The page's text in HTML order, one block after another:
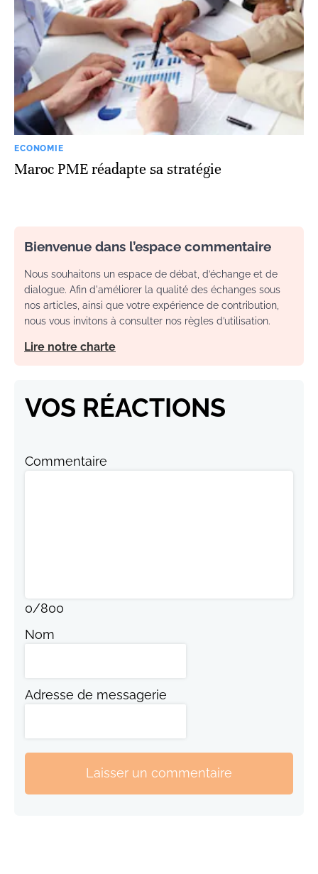
ECONOMIE
Maroc PME réadapte sa stratégie
Bienvenue dans l’espace commentaire
Nous souhaitons un espace de débat, d’échange et de
dialogue. Afin d'améliorer la qualité des échanges sous
nos articles, ainsi que votre expérience de contribution,
nous vous invitons à consulter nos règles d’utilisation.
Lire notre charte
VOS RÉACTIONS
Commentaire
0/800
Nom
Adresse de messagerie
Laisser un commentaire